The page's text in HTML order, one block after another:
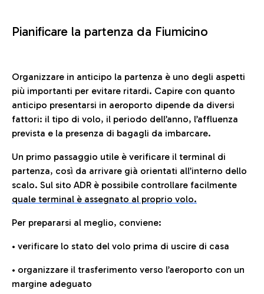
Pianificare la partenza da Fiumicino
Organizzare in anticipo la partenza è uno degli aspetti
più importanti per evitare ritardi. Capire con quanto
anticipo presentarsi in aeroporto dipende da diversi
fattori: il tipo di volo, il periodo dell’anno, l’affluenza
prevista e la presenza di bagagli da imbarcare.
Un primo passaggio utile è verificare il terminal di
partenza, così da arrivare già orientati all’interno dello
scalo. Sul sito ADR è possibile controllare facilmente
quale terminal è assegnato al proprio volo.
Per prepararsi al meglio, conviene:
• verificare lo stato del volo prima di uscire di casa
• organizzare il trasferimento verso l’aeroporto con un
margine adeguato